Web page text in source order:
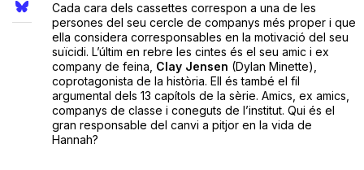
Cada cara dels cassettes correspon a una de les
persones del seu cercle de companys més proper i que
ella considera corresponsables en la motivació del seu
suïcidi. L’últim en rebre les cintes és el seu amic i ex
company de feina, Clay Jensen (Dylan Minette),
coprotagonista de la història. Ell és també el fil
argumental dels 13 capítols de la sèrie. Amics, ex amics,
companys de classe i coneguts de l’institut. Qui és el
gran responsable del canvi a pitjor en la vida de
Hannah?